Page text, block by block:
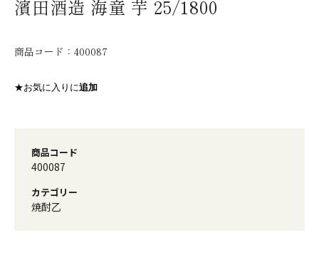
濱田酒造 海童 芋 25/1800
商品コード： 400087
★お気に入りに追加
商品コード
400087
カテゴリー
焼酎乙